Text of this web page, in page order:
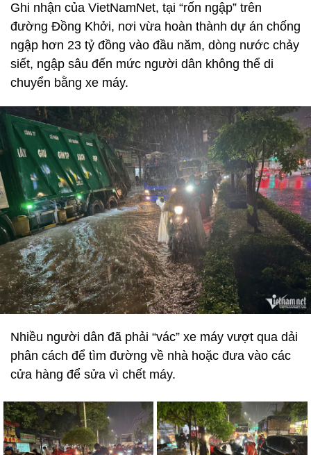
Ghi nhận của VietNamNet, tại “rốn ngập” trên
đường Đồng Khởi, nơi vừa hoàn thành dự án chống
ngập hơn 23 tỷ đồng vào đầu năm, dòng nước chảy
siết, ngập sâu đến mức người dân không thể di
chuyển bằng xe máy.
Nhiều người dân đã phải “vác” xe máy vượt qua dải
phân cách để tìm đường về nhà hoặc đưa vào các
cửa hàng để sửa vì chết máy.